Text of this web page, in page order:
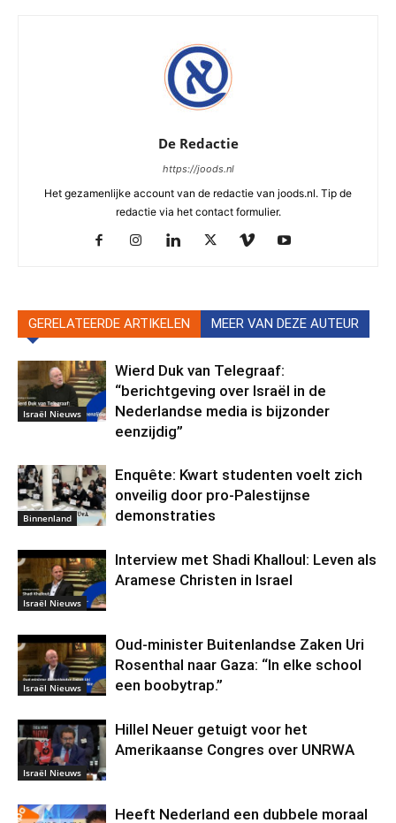
De Redactie
https://joods.nl
Het gezamenlijke account van de redactie van joods.nl. Tip de
redactie via het contact formulier.
GERELATEERDE ARTIKELEN MEER VAN DEZE AUTEUR
Israël Nieuws
Wierd Duk van Telegraaf:
“berichtgeving over Israël in de
Nederlandse media is bijzonder
eenzijdig”
Binnenland
Enquête: Kwart studenten voelt zich
onveilig door pro-Palestijnse
demonstraties
Israël Nieuws
Interview met Shadi Khalloul: Leven als
Aramese Christen in Israel
Israël Nieuws
Oud-minister Buitenlandse Zaken Uri
Rosenthal naar Gaza: “In elke school
een boobytrap.”
Israël Nieuws
Hillel Neuer getuigt voor het
Amerikaanse Congres over UNRWA
Heeft Nederland een dubbele moraal